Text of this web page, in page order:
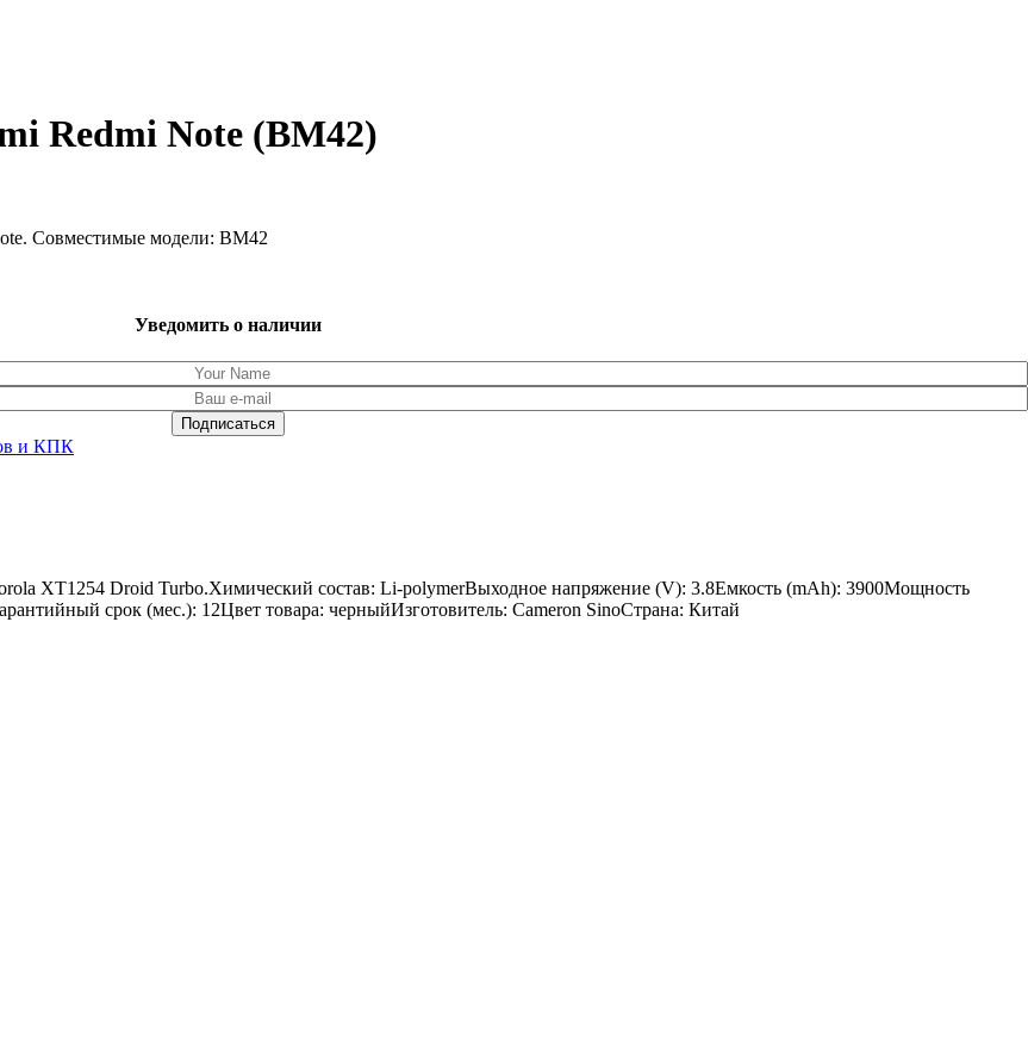
Redmi Note (BM42)
Совместимые модели: BM42
Уведомить о наличии
и КПК
XT1254 Droid Turbo.Химический состав: Li-polymerВыходное напряжение (V): 3.8Емкость (mAh): 3900Мощность
срок (мес.): 12Цвет товара: черныйИзготовитель: Cameron SinoСтрана: Китай